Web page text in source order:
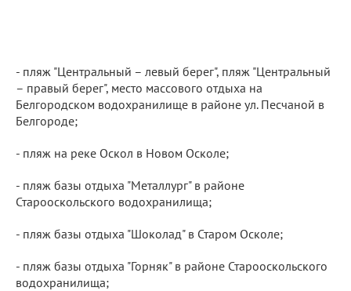
- пляж "Центральный – левый берег", пляж "Центральный
– правый берег", место массового отдыха на
Белгородском водохранилище в районе ул. Песчаной в
Белгороде;
- пляж на реке Оскол в Новом Осколе;
- пляж базы отдыха "Металлург" в районе
Старооскольского водохранилища;
- пляж базы отдыха "Шоколад" в Старом Осколе;
- пляж базы отдыха "Горняк" в районе Старооскольского
водохранилища;